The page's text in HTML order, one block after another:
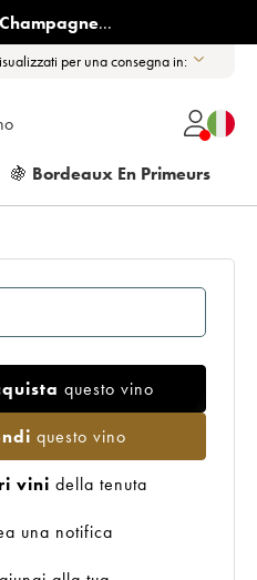
Champagne...
per una consegna in:
🍇 Bordeaux En Primeurs
questo vino
questo vino
vini della tenuta
una notifica